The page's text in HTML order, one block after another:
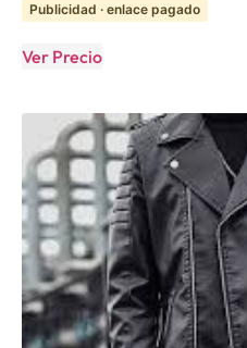
Publicidad · enlace pagado
Ver Precio